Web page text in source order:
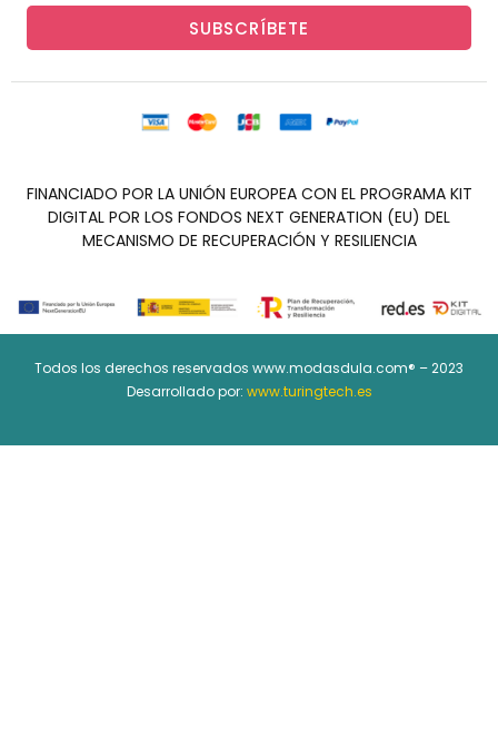
SUBSCRÍBETE
FINANCIADO POR LA UNIÓN EUROPEA CON EL PROGRAMA KIT
DIGITAL POR LOS FONDOS NEXT GENERATION (EU) DEL
MECANISMO DE RECUPERACIÓN Y RESILIENCIA
Todos los derechos reservados www.modasdula.com® – 2023
Desarrollado por: www.turingtech.es